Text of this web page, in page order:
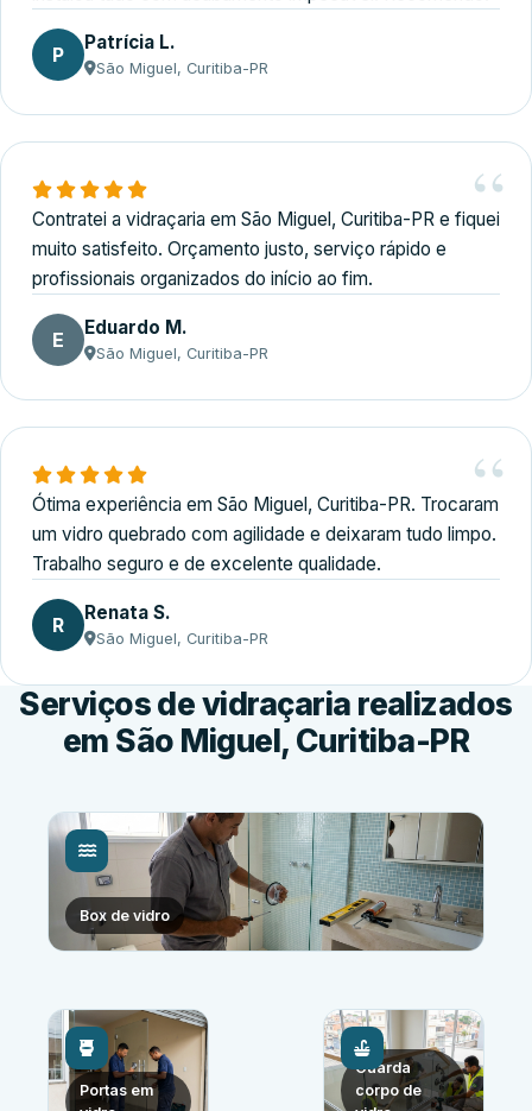
P Patrícia L.
São Miguel, Curitiba-PR
Contratei a vidraçaria em São Miguel, Curitiba-PR e fiquei
muito satisfeito. Orçamento justo, serviço rápido e
profissionais organizados do início ao fim.
E Eduardo M.
São Miguel, Curitiba-PR
Ótima experiência em São Miguel, Curitiba-PR. Trocaram
um vidro quebrado com agilidade e deixaram tudo limpo.
Trabalho seguro e de excelente qualidade.
R Renata S.
São Miguel, Curitiba-PR
Serviços de vidraçaria realizados
em São Miguel, Curitiba-PR
Box de vidro
Portas em
Guarda
corpo de